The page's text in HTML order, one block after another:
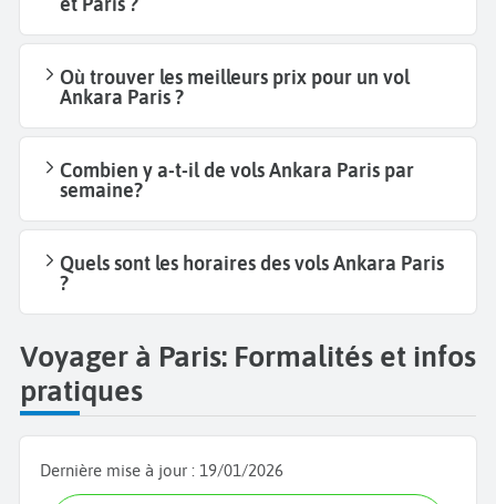
Où trouver les meilleurs prix pour un vol
Ankara Paris ?
Combien y a-t-il de vols Ankara Paris par
semaine?
Quels sont les horaires des vols Ankara Paris
?
Voyager à Paris: Formalités et infos
pratiques
Dernière mise à jour : 19/01/2026